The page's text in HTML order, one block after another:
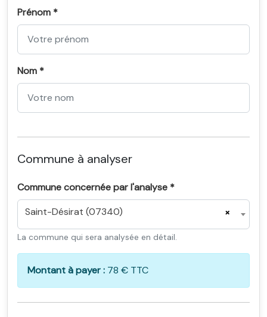
Prénom *
Nom *
Commune à analyser
Commune concernée par l'analyse *
×
Saint-Désirat (07340)
La commune qui sera analysée en détail.
Montant à payer : 78 € TTC